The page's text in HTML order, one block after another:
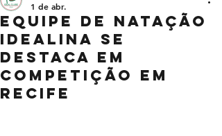
Equipe de natação
idealina se
destaca em
competição em
Recife
1 de abr.